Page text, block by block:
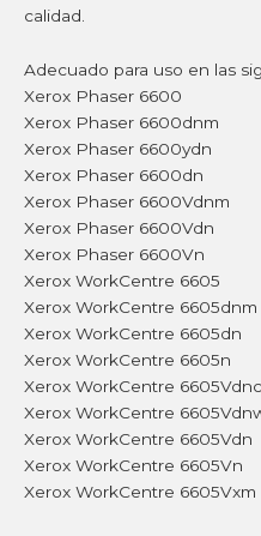
calidad.
Adecuado para uso en las
Xerox Phaser 6600
Xerox Phaser 6600dnm
Xerox Phaser 6600ydn
Xerox Phaser 6600dn
Xerox Phaser 6600Vdnm
Xerox Phaser 6600Vdn
Xerox Phaser 6600Vn
Xerox WorkCentre 6605
Xerox WorkCentre 6605dnm
Xerox WorkCentre 6605dn
Xerox WorkCentre 6605n
Xerox WorkCentre 6605Vdnc
Xerox WorkCentre
Xerox WorkCentre 6605Vdn
Xerox WorkCentre 6605Vn
Xerox WorkCentre 6605Vxm